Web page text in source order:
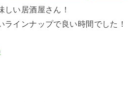
しい居酒屋さん！
ラインナップで良い時間でした！